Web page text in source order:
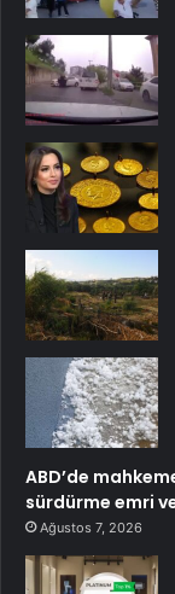
ABD’de
sürdürme emri
Ağustos 7, 2026